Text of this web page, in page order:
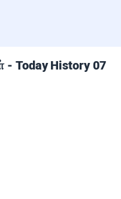
- Today History 07